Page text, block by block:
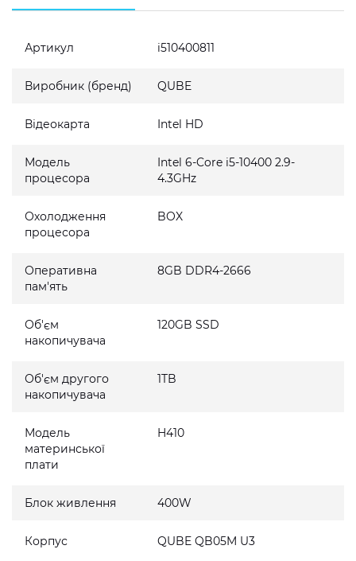
Артикул i510400811
Виробник (бренд) QUBE
Відеокарта Intel HD
Модель
процесора
Intel 6-Core i5-10400 2.9-
4.3GHz
Охолодження
процесора
BOX
Оперативна
пам'ять
8GB DDR4-2666
Об'єм
накопичувача
120GB SSD
Об'єм другого
накопичувача
1TB
Модель
материнської
плати
H410
Блок живлення 400W
Корпус QUBE QB05M U3